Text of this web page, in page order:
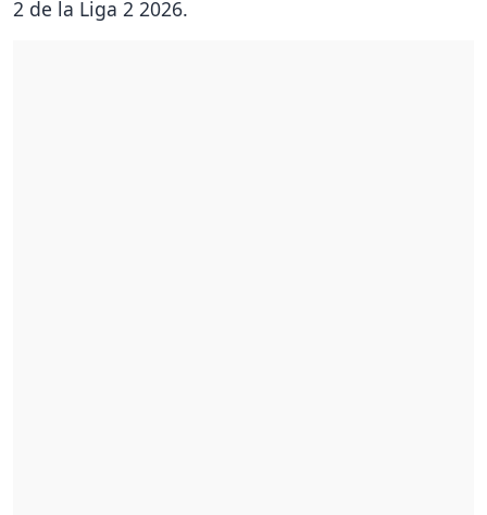
2 de la Liga 2 2026.